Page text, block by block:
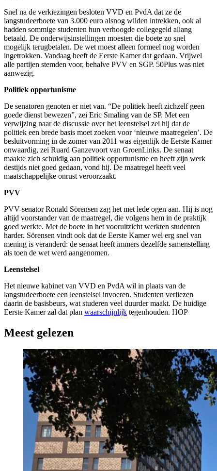
Snel na de verkiezingen besloten VVD en PvdA dat ze de
langstudeerboete van 3.000 euro alsnog wilden intrekken, ook al
hadden sommige studenten hun verhoogde collegegeld allang
betaald. De onderwijsinstellingen moesten die boete zo snel
mogelijk terugbetalen. De wet moest alleen formeel nog worden
ingetrokken. Vandaag heeft de Eerste Kamer dat gedaan. Vrijwel
alle partijen stemden voor, behalve PVV en SGP. 50Plus was niet
aanwezig.
Politiek opportunisme
De senatoren genoten er niet van. “De politiek heeft zichzelf geen
goede dienst bewezen”, zei Eric Smaling van de SP. Met een
verwijzing naar de discussie over het leenstelsel zei hij dat de
politiek een brede basis moet zoeken voor ‘nieuwe maatregelen’. De
besluitvorming in de zomer van 2011 was eigenlijk de Eerste Kamer
onwaardig, zei Ruard Ganzevoort van GroenLinks. De senaat
maakte zich schuldig aan politiek opportunisme en heeft zijn werk
destijds niet goed gedaan, vond hij. De maatregel heeft veel
maatschappelijke onrust veroorzaakt.
PVV
PVV-senator Ronald Sörensen zag het met lede ogen aan. Hij is nog
altijd voorstander van de maatregel, die volgens hem in de praktijk
goed werkte. Met de boete in het vooruitzicht werkten studenten
harder. Sörensen vindt ook dat de Eerste Kamer wel erg snel van
mening is veranderd: de senaat heeft immers dezelfde samenstelling
als toen de wet werd aangenomen.
Leenstelsel
Het nieuwe kabinet van VVD en PvdA wil in plaats van de
langstudeerboete een leenstelsel invoeren. Studenten verliezen
daarin de basisbeurs, wat studeren veel duurder maakt. De huidige
Eerste Kamer zal dat plan waarschijnlijk tegenhouden. HOP
Meest gelezen